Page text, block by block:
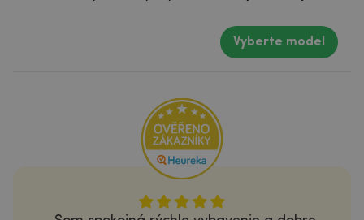
Vyberte model